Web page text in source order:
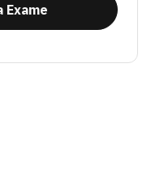
Exame